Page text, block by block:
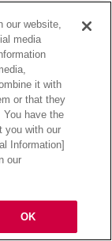
ラーにも挑戦
が良く、ナチ
ーで髪につや
みのある暖
our website,
media
it with
or that they
have the
you with our
Information]
our
OK